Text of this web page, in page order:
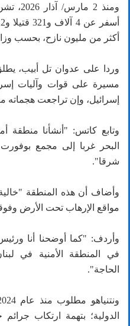
ومنذ 2
أكثر من مليون نازح، بحسب
وردا على عدوان تل أبيب،
مسيرة على قوات وآليات
إسرائيل، وإن تراجعت هجماته
وتابع كاتس: "أنشأنا منطقة
البحر غربا إلى مجمع
شرقا".
وأضاف أن هذه المنطقة
مواقع الإرهاب تحت الأرض
وأردف: "كما أوضحنا أنا ورئيس
في المنطقة الأمنية في
الحاجة".
الدولية؛ بتهمة ارتكاب